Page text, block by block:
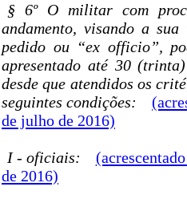
§ 6º O militar com
andamento, visando a
pedido ou “ex officio”,
apresentado até 30
desde que atendidos os
seguintes condições:
de julho de 2016)
I - oficiais:
de 2016)